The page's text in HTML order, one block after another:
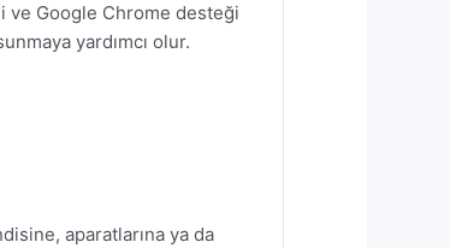
ve Google Chrome desteği
yardımcı olur.
aparatlarına ya da